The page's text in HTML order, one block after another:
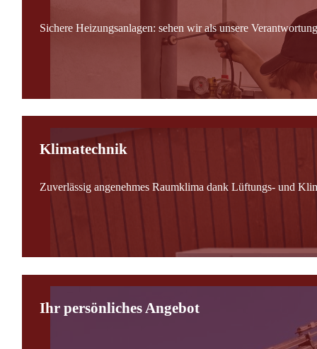
Sichere Heizungsanlagen: sehen wir als unsere
Klimatechnik
Zuverlässig angenehmes Raumklima dank Lüftungs- und
Ihr persönliches Angebot